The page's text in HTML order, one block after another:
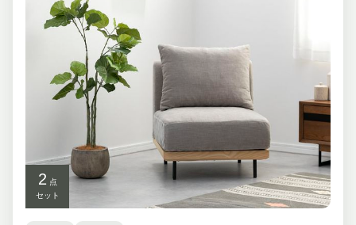
2 点
セット